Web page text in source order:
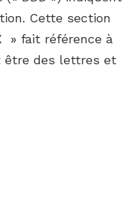
Cette section
» fait référence à
être des lettres et